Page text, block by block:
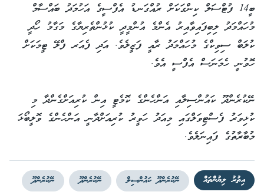
ބީ14 ފުޓްސަލް ކިންގަކަށް ރުއްގަނޑު އެފްސީގެ އަހުމަދު ބައްސާމް
މުހައްމަދު ލިބިފައިވާއިރު އެންމެ އުންމީދީ ކުޅުންތެރިޔާގެ މަގާމު ހޯދީ
ކުލަބް ސިވިކްގެ މުހައްމަދު ރާއީ ފަޒީލެވެ. އަދި ފެއަރ ފްލޭ ޓީމަކަށް
ހޮވުނީ ހެމަނަސް އެފްސީ އެވެ.
ނޭކުރެންދޫ ކައުންސިލާއި އަންހެންގެ ކޮމެޓީ އިން ކުރިއަށްގެންދާ މި
ކުޅިވަރު ފެސްޓިވަލްގައި މިއަދު ހަވީރު ކުރިއަށްދާނީ އަންހެންގެ ވޮލީބޯޅަ
މުބާރާތުގެ ފައިނަލެވެ.
އިތުރު ލިޔުންތައް ނޭކުރެންދޫ ކައުންސިލް ނޭކުރެންދޫ ނޭކުރެންދޫ